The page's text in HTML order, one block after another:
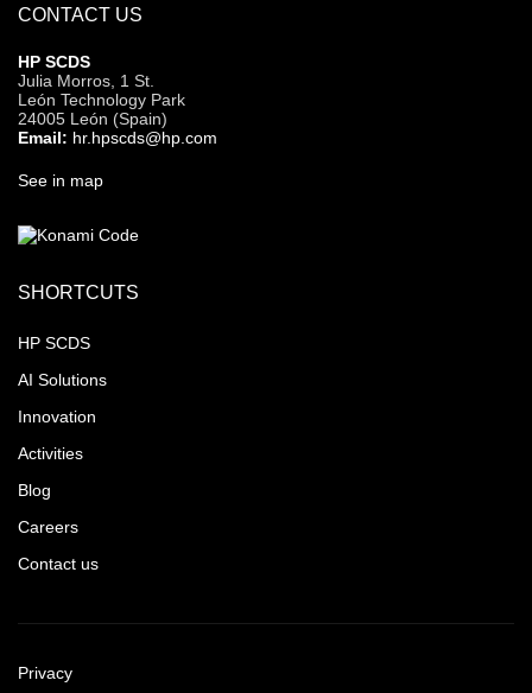
CONTACT US
HP SCDS
Julia Morros, 1 St.
León Technology Park
24005 León (Spain)
Email: hr.hpscds@hp.com
See in map
SHORTCUTS
HP SCDS
AI Solutions
Innovation
Activities
Blog
Careers
Contact us
Privacy